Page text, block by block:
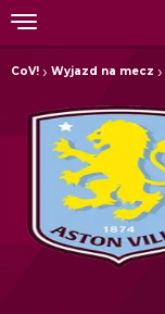
CoV! Wyjazd na mecz